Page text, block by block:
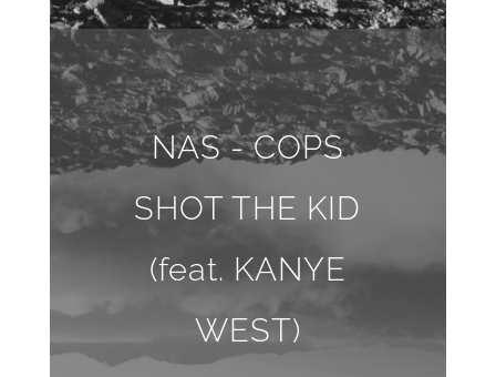
NAS - COPS
SHOT THE KID
(feat. KANYE
WEST)